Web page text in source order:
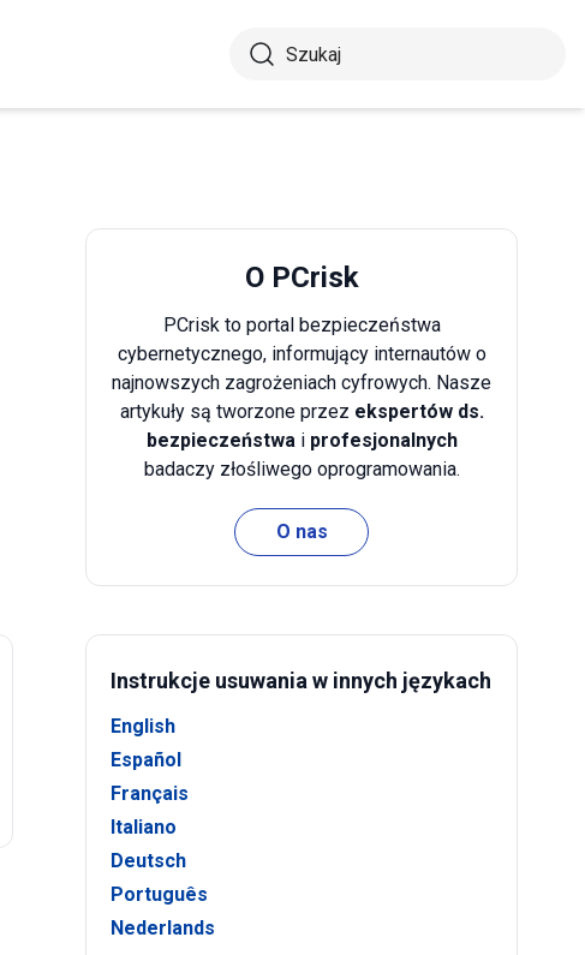
O PCrisk
PCrisk to portal bezpieczeństwa
cybernetycznego, informujący internautów o
najnowszych zagrożeniach cyfrowych. Nasze
artykuły są tworzone przez ekspertów ds.
bezpieczeństwai profesjonalnych
badaczy złośliwego oprogramowania.
O nas
Instrukcje usuwania w innych językach
English
Español
Français
Italiano
Deutsch
Português
Nederlands